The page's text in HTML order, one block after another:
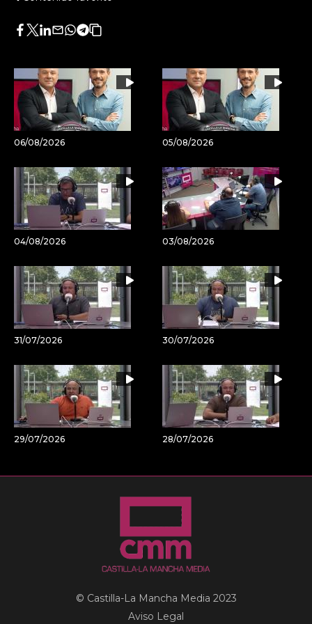
Facebook
Twitter
LinkedIn
Enviar
Whatsapp
Telegram
Copiar
artículo
06/08/2026 05/08/2026
04/08/2026 03/08/2026
31/07/2026 30/07/2026
29/07/2026 28/07/2026
© Castilla-La Mancha Media 2023
Aviso Legal